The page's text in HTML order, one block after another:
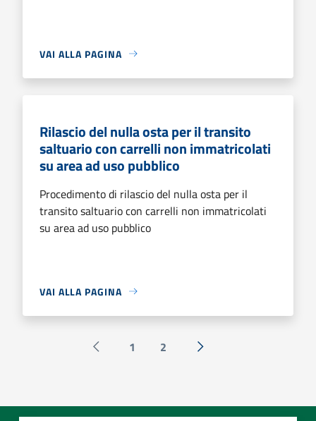
VAI ALLA PAGINA
Rilascio del nulla osta per il transito
saltuario con carrelli non immatricolati
su area ad uso pubblico
Procedimento di rilascio del nulla osta per il
transito saltuario con carrelli non immatricolati
su area ad uso pubblico
VAI ALLA PAGINA
Pagina precedente
1 2 Successiva »